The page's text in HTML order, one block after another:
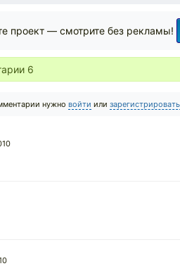
проект — смотрите без рекламы!
6
нужно войти или